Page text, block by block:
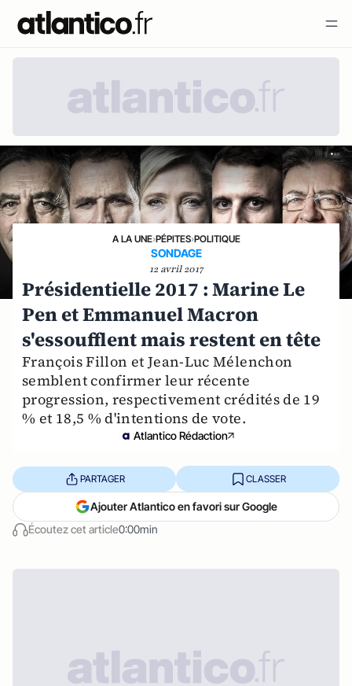
A LA UNE›PÉPITES›POLITIQUE
SONDAGE
12 avril 2017
Présidentielle 2017 : Marine Le
Pen et Emmanuel Macron
s'essoufflent mais restent en tête
François Fillon et Jean-Luc Mélenchon
semblent confirmer leur récente
progression, respectivement crédités de 19
% et 18,5 % d'intentions de vote.
Atlantico Rédaction
Écoutez cet article0:00min
PARTAGER CLASSER
Ajouter Atlantico en favori sur Google